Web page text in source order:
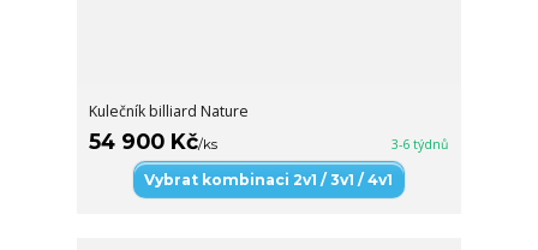
Kulečník billiard Nature
54 900 Kč/ks 3-6 týdnů
Vybrat kombinaci 2v1 / 3v1 / 4v1